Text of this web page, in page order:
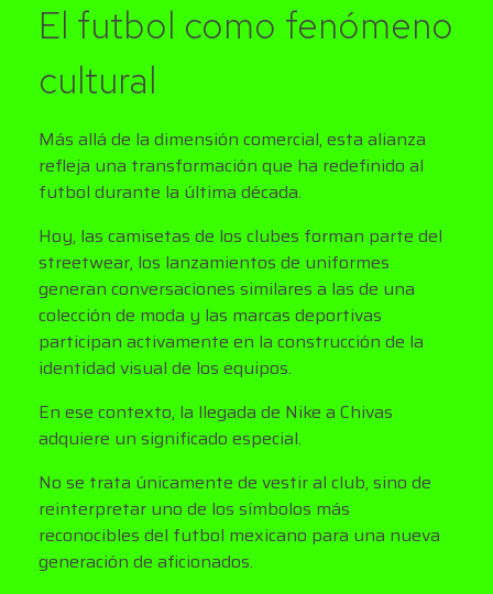
El futbol como fenómeno
cultural
Más allá de la dimensión comercial, esta alianza
refleja una transformación que ha redefinido al
futbol durante la última década.
Hoy, las camisetas de los clubes forman parte del
streetwear, los lanzamientos de uniformes
generan conversaciones similares a las de una
colección de moda y las marcas deportivas
participan activamente en la construcción de la
identidad visual de los equipos.
En ese contexto, la llegada de Nike a Chivas
adquiere un significado especial.
No se trata únicamente de vestir al club, sino de
reinterpretar uno de los símbolos más
reconocibles del futbol mexicano para una nueva
generación de aficionados.